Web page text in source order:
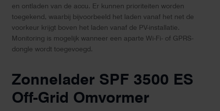
en ontladen van de accu. Er kunnen prioriteiten worden
toegekend, waarbij bijvoorbeeld het laden vanaf het net de
voorkeur krijgt boven het laden vanaf de PV-installatie.
Monitoring is mogelijk wanneer een aparte Wi-Fi- of GPRS-
dongle wordt toegevoegd.
Zonnelader SPF 3500 ES
Off-Grid Omvormer